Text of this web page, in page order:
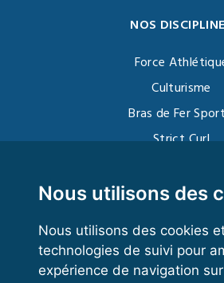
Nous utilisons des
Nous utilisons des cookies
technologies de suivi pour
expérience de navigation
NOS
Force
Culturisme
Bras de Fer
Strict Curl
Kettlebell
VOS ESPACES